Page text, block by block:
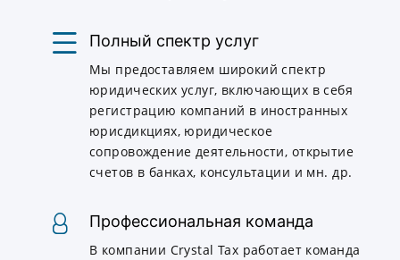
Полный спектр услуг
Мы предоставляем широкий спектр
юридических услуг, включающих в себя
регистрацию компаний в иностранных
юрисдикциях, юридическое
сопровождение деятельности, открытие
счетов в банках, консультации и мн. др.
Профессиональная команда
В компании Crystal Tax работает команда